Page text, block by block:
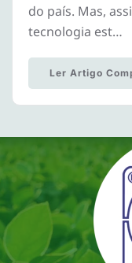
do país. Mas,
tecnologia est…
Ler Artigo